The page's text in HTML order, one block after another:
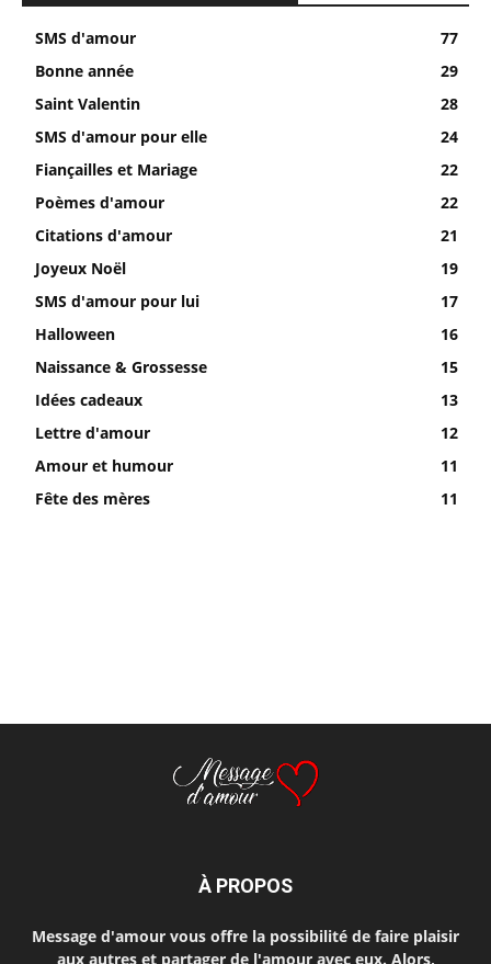
SMS d'amour
77
Bonne année
29
Saint Valentin
28
SMS d'amour pour elle
24
Fiançailles et Mariage
22
Poèmes d'amour
22
Citations d'amour
21
Joyeux Noël
19
SMS d'amour pour lui
17
Halloween
16
Naissance & Grossesse
15
Idées cadeaux
13
Lettre d'amour
12
Amour et humour
11
Fête des mères
11
À PROPOS
Message d'amour vous offre la possibilité de faire plaisir
aux autres et partager de l'amour avec eux. Alors,